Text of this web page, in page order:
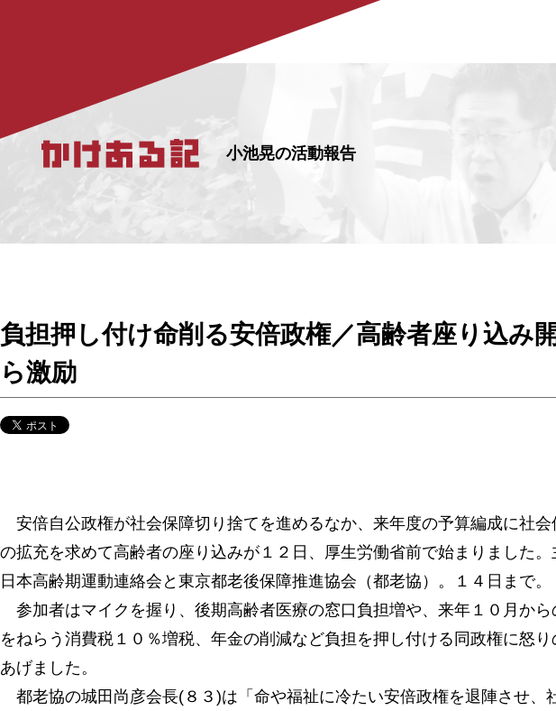
小池晃の活動報告
負担押し付け命削る安倍政権／高齢者座り込
ら激励
安倍自公政権が社会保障切り捨てを進めるなか、来年度の予算編成に社会
の拡充を求めて高齢者の座り込みが１２日、厚生労働省前で始まりました。
日本高齢期運動連絡会と東京都老後保障推進協会（都老協）。１４日まで。
参加者はマイクを握り、後期高齢者医療の窓口負担増や、来年１０月から
をねらう消費税１０％増税、年金の削減など負担を押し付ける同政権に怒り
あげました。
都老協の城田尚彦会長(８３)は「命や福祉に冷たい安倍政権を退陣させ、